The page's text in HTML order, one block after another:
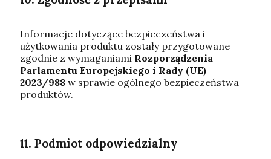
Informacje dotyczące bezpieczeństwa i
użytkowania produktu zostały przygotowane
zgodnie z wymaganiami Rozporządzenia
Parlamentu Europejskiego i Rady (UE)
2023/988 w sprawie ogólnego bezpieczeństwa
produktów.
11. Podmiot odpowiedzialny